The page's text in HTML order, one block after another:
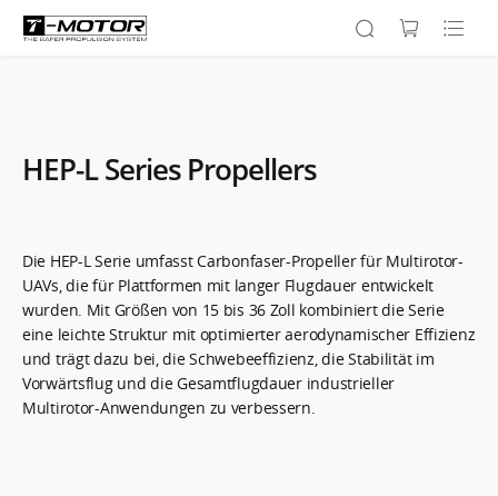
HEP-L Series Propellers
Die HEP-L Serie umfasst Carbonfaser-Propeller für Multirotor-
UAVs, die für Plattformen mit langer Flugdauer entwickelt
wurden. Mit Größen von 15 bis 36 Zoll kombiniert die Serie
eine leichte Struktur mit optimierter aerodynamischer Effizienz
und trägt dazu bei, die Schwebeeffizienz, die Stabilität im
Vorwärtsflug und die Gesamtflugdauer industrieller
Multirotor-Anwendungen zu verbessern.